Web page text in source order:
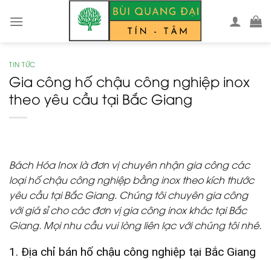
TIN TỨC
Gia công hố chậu công nghiệp inox
theo yêu cầu tại Bắc Giang
Bách Hóa Inox là đơn vị chuyên nhận gia công các
loại hố chậu công nghiệp bằng inox theo kích thước
yêu cầu tại Bắc Giang. Chúng tôi chuyên gia công
với giá sỉ cho các đơn vị gia công inox khác tại Bắc
Giang. Mọi nhu cầu vui lòng liên lạc với chúng tôi nhé.
1. Địa chỉ bán hố chậu công nghiệp tại Bắc Giang